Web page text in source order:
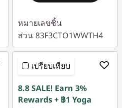
หมายเลขชิ้น
ส่วน 83F3CTO1WWTH4
เปรียบเทียบ
8.8 SALE! Earn 3%
Rewards + ฿1 Yoga